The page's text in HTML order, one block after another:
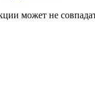
может не